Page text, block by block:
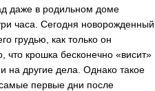
даже в родильном доме
часа. Сегодня новорожденный
грудью, как только он
что крошка бесконечно «висит»
на другие дела. Однако такое
первые дни после